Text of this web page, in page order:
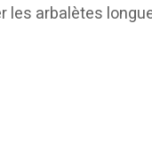
les arbalètes